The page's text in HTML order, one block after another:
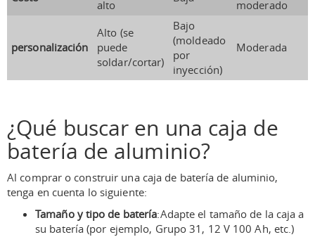
alto
moderado
personalización
Alto (se
puede
soldar/cortar)
Bajo
(moldeado
por
inyección)
Moderada
¿Qué buscar en una caja de
batería de aluminio?
Al comprar o construir una caja de batería de aluminio,
tenga en cuenta lo siguiente:
Tamaño y tipo de batería:Adapte el tamaño de la caja a
su batería (por ejemplo, Grupo 31, 12 V 100 Ah, etc.)